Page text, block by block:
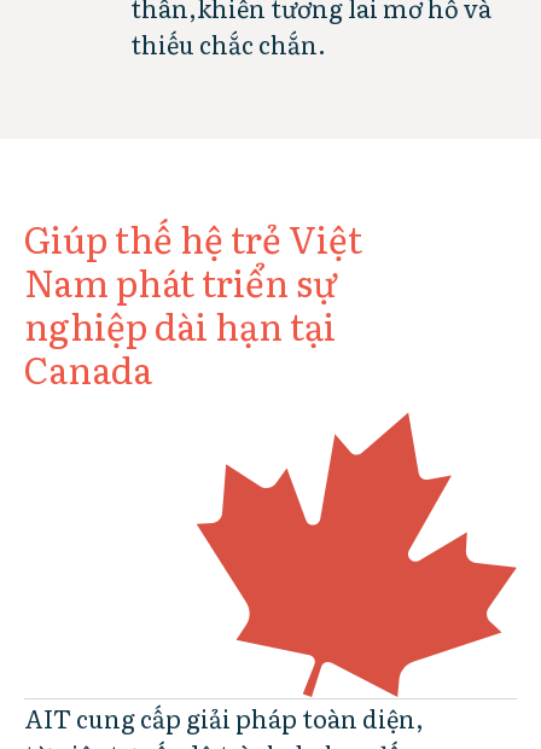
thiếu chắc chắn.
Giúp thế hệ trẻ Việt
Nam phát triển sự
nghiệp dài hạn tại
Canada
AIT cung cấp giải pháp toàn diện,